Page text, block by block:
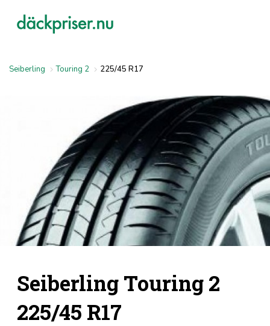
Seiberling Touring 2 225/45 R17
Seiberling Touring 2
225/45 R17